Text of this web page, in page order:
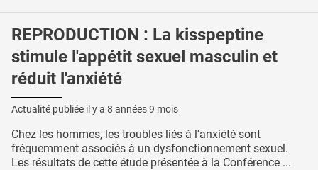
REPRODUCTION : La kisspeptine
stimule l'appétit sexuel masculin et
réduit l'anxiété
Actualité publiée il y a 8 années 9 mois
Chez les hommes, les troubles liés à l'anxiété sont
fréquemment associés à un dysfonctionnement sexuel.
Les résultats de cette étude présentée à la Conférence ...